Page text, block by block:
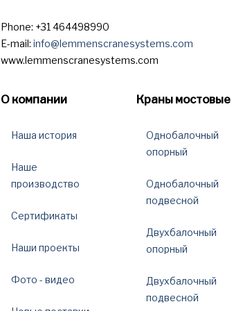
Phone: +31 464498990
E-mail: info@lemmenscranesystems.com
www.lemmenscranesystems.com
О компании
Наша история
Наше
производство
Сертификаты
Наши проекты
Фото - видео
Краны мостовые
Однобалочный
опорный
Однобалочный
подвесной
Двухбалочный
опорный
Двухбалочный
подвесной